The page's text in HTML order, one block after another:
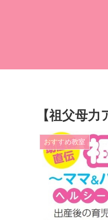
【祖父母力
おすすめ教室